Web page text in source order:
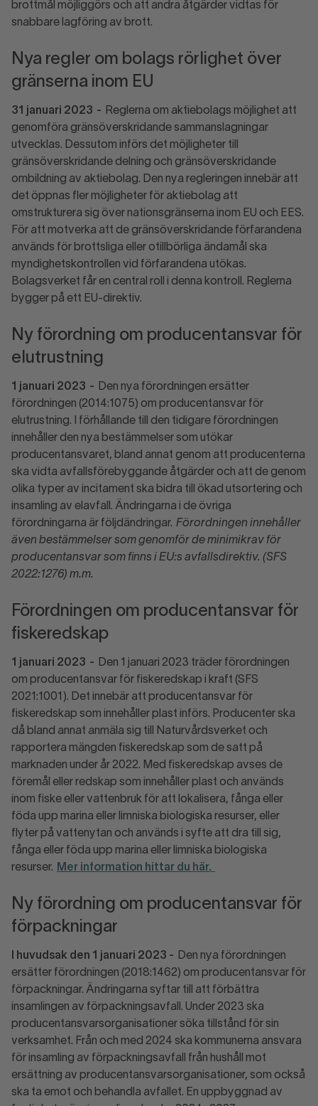
brottmål möjliggörs och att andra åtgärder vidtas för
snabbare lagföring av brott.
Nya regler om bolags rörlighet över
gränserna inom EU
31 januari 2023 -
Reglerna om aktiebolags möjlighet att
genomföra gränsöverskridande sammanslagningar
utvecklas. Dessutom införs det möjligheter till
gränsöverskridande delning och gränsöverskridande
ombildning av aktiebolag. Den nya regleringen innebär att
det öppnas fler möjligheter för aktiebolag att
omstrukturera sig över nationsgränserna inom EU och EES.
För att motverka att de gränsöverskridande förfarandena
används för brottsliga eller otillbörliga ändamål ska
myndighetskontrollen vid förfarandena utökas.
Bolagsverket får en central roll i denna kontroll. Reglerna
bygger på ett EU-direktiv.
Ny förordning om producentansvar för
elutrustning
1 januari 2023 -
Den nya förordningen ersätter
förordningen (2014:1075) om producentansvar för
elutrustning. I förhållande till den tidigare förordningen
innehåller den nya bestämmelser som utökar
producentansvaret, bland annat genom att producenterna
ska vidta avfallsförebyggande åtgärder och att de genom
olika typer av incitament ska bidra till ökad utsortering och
insamling av elavfall. Ändringarna i de övriga
förordningarna är följdändringar. Förordningen innehåller
även bestämmelser som genomför de minimikrav för
producentansvar som finns i EU:s avfallsdirektiv. (SFS
2022:1276) m.m.
Förordningen om producentansvar för
fiskeredskap
1 januari 2023 -
Den 1 januari 2023 träder förordningen
om producentansvar för fiskeredskap i kraft (SFS
2021:1001). Det innebär att producentansvar för
fiskeredskap som innehåller plast införs. Producenter ska
då bland annat anmäla sig till Naturvårdsverket och
rapportera mängden fiskeredskap som de satt på
marknaden under år 2022. Med fiskeredskap avses de
föremål eller redskap som innehåller plast och används
inom fiske eller vattenbruk för att lokalisera, fånga eller
föda upp marina eller limniska biologiska resurser, eller
flyter på vattenytan och används i syfte att dra till sig,
fånga eller föda upp marina eller limniska biologiska
resurser.
Mer information hittar du här.
Ny förordning om producentansvar för
förpackningar
I huvudsak den 1 januari 2023 -
Den nya förordningen
ersätter förordningen (2018:1462) om producentansvar för
förpackningar. Ändringarna syftar till att förbättra
insamlingen av förpackningsavfall. Under 2023 ska
producentansvarsorganisationer söka tillstånd för sin
verksamhet. Från och med 2024 ska kommunerna ansvara
för insamling av förpackningsavfall från hushåll mot
ersättning av producentansvarsorganisationer, som också
ska ta emot och behandla avfallet. En uppbyggnad av